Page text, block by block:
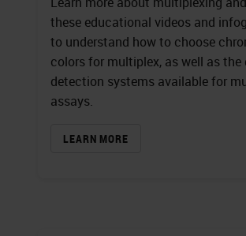
these educational videos and
to understand how to choose
colors for multiplex, as well as the
detection systems available for
assays.
LEARN MORE